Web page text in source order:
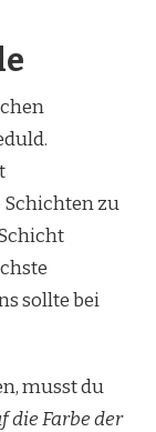
zu
sollte bei
musst du
die Farbe der